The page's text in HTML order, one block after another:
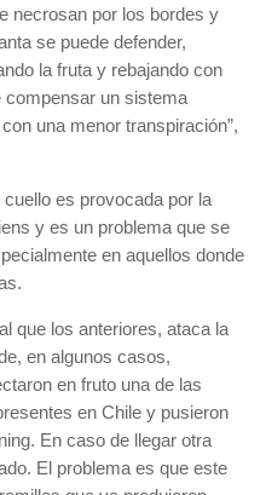
necrosan por los bordes y
se puede defender,
la fruta y rebajando con
compensar un sistema
una menor transpiración”,
cuello es provocada por la
y es un problema que se
en aquellos donde
que los anteriores, ataca la
en algunos casos,
en fruto una de las
en Chile y pusieron
En caso de llegar otra
El problema es que este